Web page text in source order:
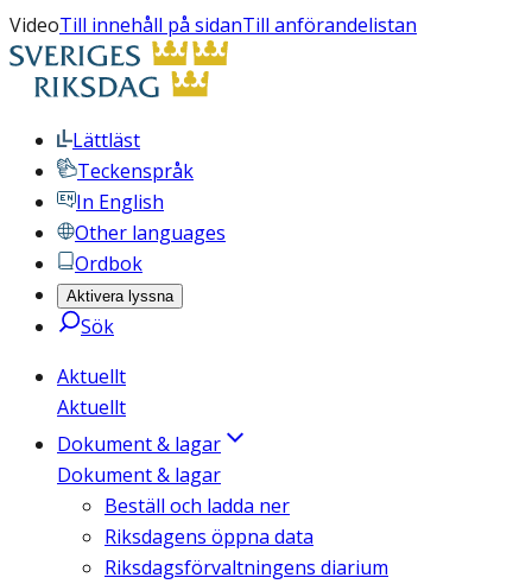
VideoTill innehåll på sidanTill anförandelistan
Lättläst
Teckenspråk
In English
Other languages
Ordbok
Aktivera lyssna
Sök
Aktuellt
Aktuellt
Dokument & lagar
Dokument & lagar
Beställ och ladda ner
Riksdagens öppna data
Riksdagsförvaltningens diarium